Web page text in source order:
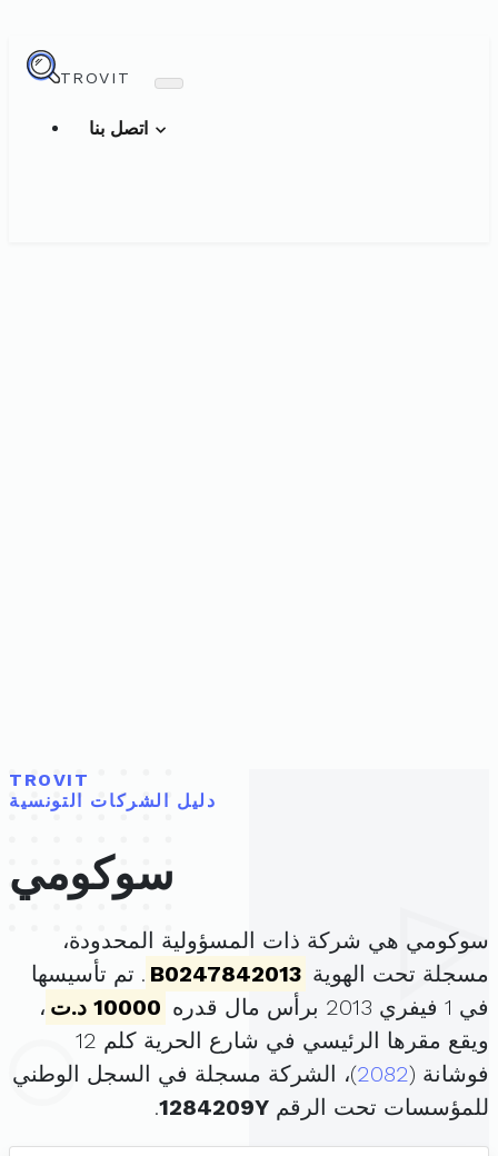
TROVIT
TROVIT
دليل الشركات التونسية
سوكومي
سوكومي هي شركة ذات المسؤولية المحدودة،
مسجلة تحت الهوية B0247842013 . تم تأسيسها
في 1 فيفري 2013 برأس مال قدره
10000 د.ت
،
ويقع مقرها الرئيسي في شارع الحرية كلم 12
فوشانة (2082)، الشركة مسجلة في السجل الوطني
للمؤسسات تحت الرقم 1284209Y
.